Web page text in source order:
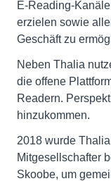
E-Reading-
erzielen sowie
Geschäft zu
Neben Thalia
die offene
Readern.
hinzukommen.
2018 wurde
Mitgesellschafter
Skoobe, um